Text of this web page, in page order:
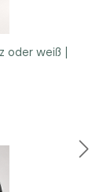
weiß |